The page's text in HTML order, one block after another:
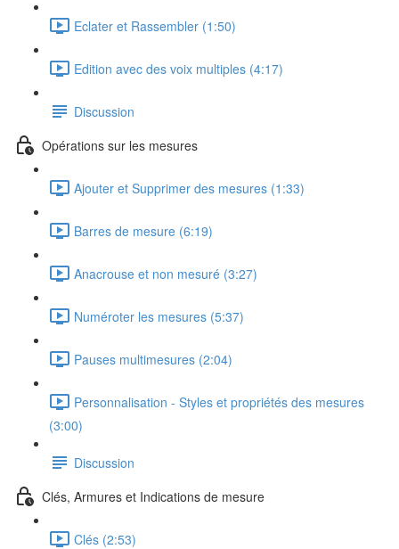
Eclater et Rassembler (1:50)
Edition avec des voix multiples (4:17)
Discussion
Opérations sur les mesures
Ajouter et Supprimer des mesures (1:33)
Barres de mesure (6:19)
Anacrouse et non mesuré (3:27)
Numéroter les mesures (5:37)
Pauses multimesures (2:04)
Personnalisation - Styles et propriétés des mesures
(3:00)
Discussion
Clés, Armures et Indications de mesure
Clés (2:53)